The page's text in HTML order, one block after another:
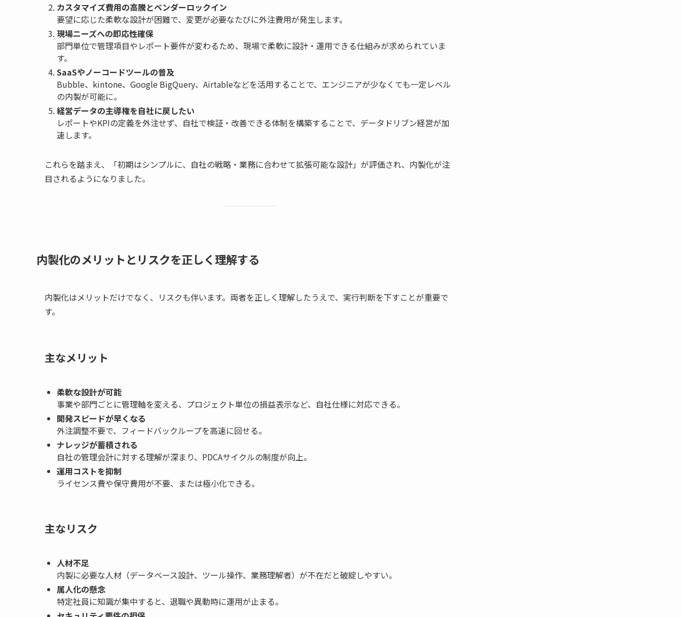
カスタマイズ費用の高騰とベンダーロックイン
要望に応じた柔軟な設計が困難で、変更が必要なたびに外注費用が発生します。
現場ニーズへの即応性確保
部門単位で管理項目やレポート要件が変わるため、現場で柔軟に設計・運用できる仕組みが求められていま
す。
SaaSやノーコードツールの普及
Bubble、kintone、Google BigQuery、Airtableなどを活用することで、エンジニアが少なくても一定レベル
の内製が可能に。
経営データの主導権を自社に戻したい
レポートやKPIの定義を外注せず、自社で検証・改善できる体制を構築することで、データドリブン経営が加
速します。
これらを踏まえ、「初期はシンプルに、自社の戦略・業務に合わせて拡張可能な設計」が評価され、内製化が注
目されるようになりました。
内製化のメリットとリスクを正しく理解する
内製化はメリットだけでなく、リスクも伴います。両者を正しく理解したうえで、実行判断を下すことが重要で
す。
主なメリット
柔軟な設計が可能
事業や部門ごとに管理軸を変える、プロジェクト単位の損益表示など、自社仕様に対応できる。
開発スピードが早くなる
外注調整不要で、フィードバックループを高速に回せる。
ナレッジが蓄積される
自社の管理会計に対する理解が深まり、PDCAサイクルの制度が向上。
運用コストを抑制
ライセンス費や保守費用が不要、または極小化できる。
主なリスク
人材不足
内製に必要な人材（データベース設計、ツール操作、業務理解者）が不在だと破綻しやすい。
属人化の懸念
特定社員に知識が集中すると、退職や異動時に運用が止まる。